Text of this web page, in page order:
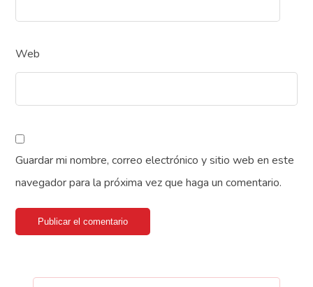
Web
Guardar mi nombre, correo electrónico y sitio web en este
navegador para la próxima vez que haga un comentario.
Publicar el comentario